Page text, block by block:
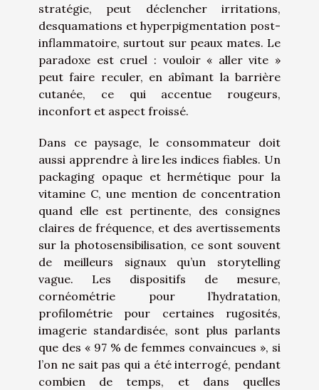
stratégie, peut déclencher irritations,
desquamations et hyperpigmentation post-
inflammatoire, surtout sur peaux mates. Le
paradoxe est cruel : vouloir « aller vite »
peut faire reculer, en abîmant la barrière
cutanée, ce qui accentue rougeurs,
inconfort et aspect froissé.
Dans ce paysage, le consommateur doit
aussi apprendre à lire les indices fiables. Un
packaging opaque et hermétique pour la
vitamine C, une mention de concentration
quand elle est pertinente, des consignes
claires de fréquence, et des avertissements
sur la photosensibilisation, ce sont souvent
de meilleurs signaux qu’un storytelling
vague. Les dispositifs de mesure,
cornéométrie pour l’hydratation,
profilométrie pour certaines rugosités,
imagerie standardisée, sont plus parlants
que des « 97 % de femmes convaincues », si
l’on ne sait pas qui a été interrogé, pendant
combien de temps, et dans quelles